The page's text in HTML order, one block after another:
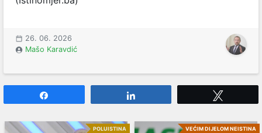
26. 06. 2026
Mašo Karavdić
POLUISTINA VEĆIM DIJELOM NEISTINA